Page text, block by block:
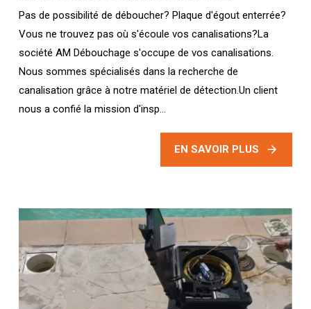
Pas de possibilité de déboucher? Plaque d'égout enterrée?
Vous ne trouvez pas où s'écoule vos canalisations?La
société AM Débouchage s'occupe de vos canalisations.
Nous sommes spécialisés dans la recherche de
canalisation grâce à notre matériel de détection.Un client
nous a confié la mission d'insp...
EN SAVOIR PLUS